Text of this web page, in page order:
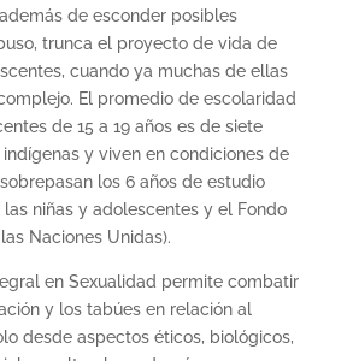
de esconder posibles
trunca el proyecto de vida de
cuando ya muchas de ellas
El promedio de escolaridad
de 15 a 19 años es de siete
indígenas y viven en condiciones de
los 6 años de estudio
niñas y adolescentes y el Fondo
Naciones Unidas).
en Sexualidad permite combatir
y los tabúes en relación al
desde aspectos éticos, biológicos,